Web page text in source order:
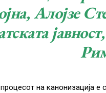
Алојзе
на канонизација е